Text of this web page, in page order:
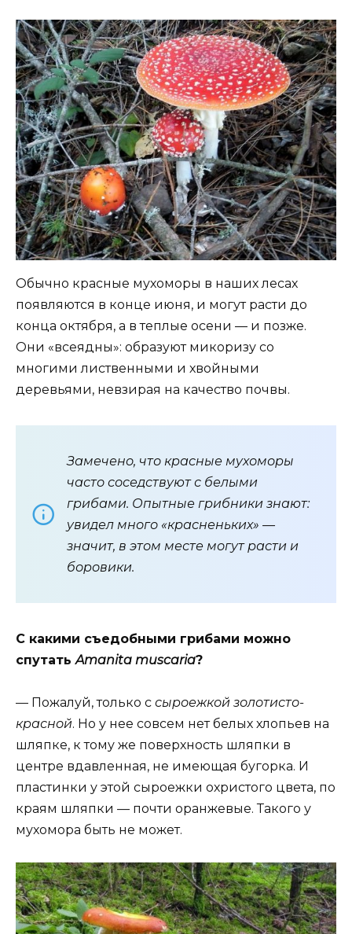
Обычно красные мухоморы в наших лесах
появляются в конце июня, и могут расти до
конца октября, а в теплые осени — и позже.
Они «всеядны»: образуют микоризу со
многими лиственными и хвойными
деревьями, невзирая на качество почвы.
Замечено, что красные мухоморы
часто соседствуют с белыми
грибами. Опытные грибники знают:
увидел много «красненьких» —
значит, в этом месте могут расти и
боровики.
С какими съедобными грибами можно
спутатьAmanita muscaria?
— Пожалуй, только с сыроежкой золотисто-
красной. Но у нее совсем нет белых хлопьев на
шляпке, к тому же поверхность шляпки в
центре вдавленная, не имеющая бугорка. И
пластинки у этой сыроежки охристого цвета, по
краям шляпки — почти оранжевые. Такого у
мухомора быть не может.